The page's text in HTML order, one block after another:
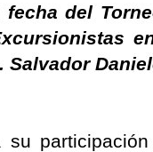
del
Salvador
su